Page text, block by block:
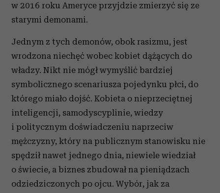
w 2016 roku Ameryce przyjdzie zmierzyć się ze
starymi demonami.
Jednym z tych demonów, obok rasizmu, jest
wrodzona niechęć wobec kobiet dążących do
władzy. Nikt nie mógł wymyślić bardziej
symbolicznego scenariusza pojedynku płci, do
którego miało dojść. Kobieta o nieprzeciętnej
inteligencji, samodyscyplinie, wiedzy
i politycznym doświadczeniu naprzeciw
mężczyzny, który na publicznym stanowisku nie
spędził nawet jednego dnia, niewiele wiedział
o świecie, a biznes zbudował na pieniądzach
odziedziczonych po ojcu. Wybór, jak za